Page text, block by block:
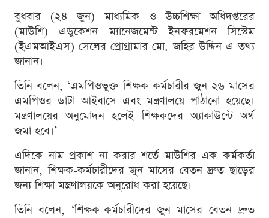
বুধবার (২৪ জুন) মাধ্যমিক ও উচ্চশিক্ষা অধিদপ্তরের
(মাউশি) এডুকেশন ম্যানেজমেন্ট ইনফরমেশন সিস্টেম
(ইএমআইএস) সেলের প্রোগ্রামার মো. জহির উদ্দিন এ তথ্য
জানান।
তিনি বলেন, ‘এমপিওভুক্ত শিক্ষক-কর্মচারীর জুন-২৬ মাসের
এমপিওর ডাটা আইবাসে এবং মন্ত্রণালয়ে পাঠানো হয়েছে।
মন্ত্রণালয়ের অনুমোদন হলেই শিক্ষকদের অ্যাকাউন্টে অর্থ
জমা হবে।’
এদিকে নাম প্রকাশ না করার শর্তে মাউশির এক কর্মকর্তা
জানান, শিক্ষক-কর্মচারীদের জুন মাসের বেতন দ্রুত ছাড়ের
জন্য শিক্ষা মন্ত্রণালয়কে অনুরোধ করা হয়েছে।
তিনি বলেন, ‘শিক্ষক-কর্মচারীদের জুন মাসের বেতন দ্রুত